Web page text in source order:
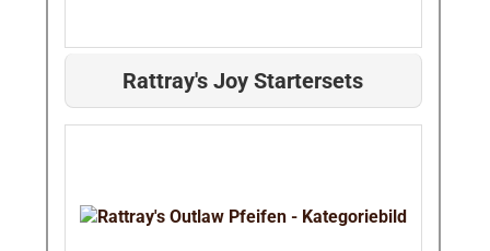
Rattray's Joy Startersets